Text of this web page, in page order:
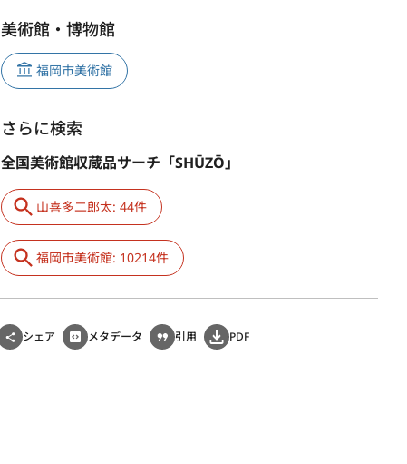
美術館・博物館
福岡市美術館
さらに検索
全国美術館収蔵品サーチ「SHŪZŌ」
山喜多二郎太: 44件
福岡市美術館: 10214件
シェア メタデータ 引用 PDF